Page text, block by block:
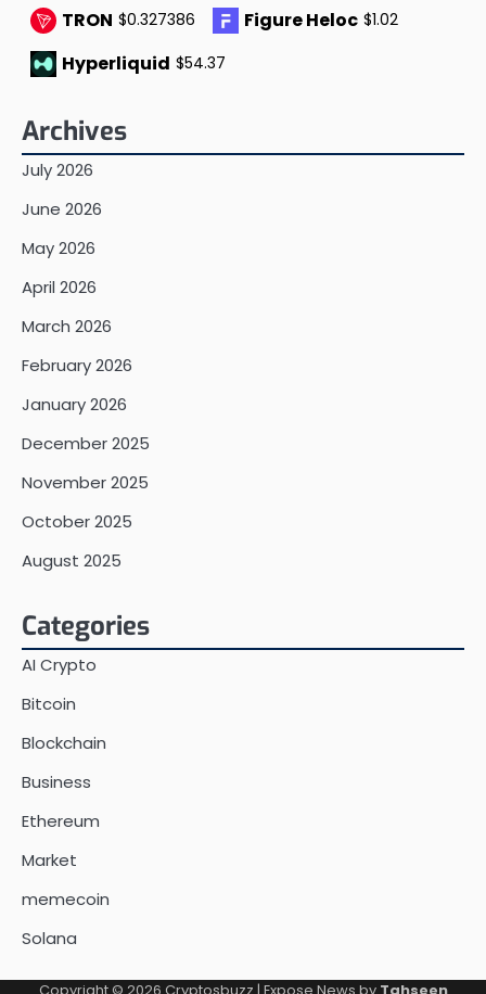
TRON $0.327386 Figure Heloc $1.02
Hyperliquid $54.37
Archives
July 2026
June 2026
May 2026
April 2026
March 2026
February 2026
January 2026
December 2025
November 2025
October 2025
August 2025
Categories
AI Crypto
Bitcoin
Blockchain
Business
Ethereum
Market
memecoin
Solana